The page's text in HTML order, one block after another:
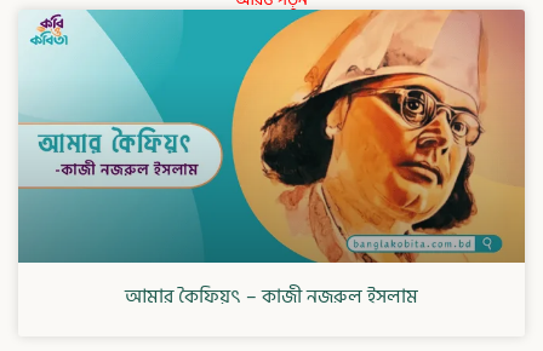
আমার কৈফিয়ৎ – কাজী নজরুল ইসলাম